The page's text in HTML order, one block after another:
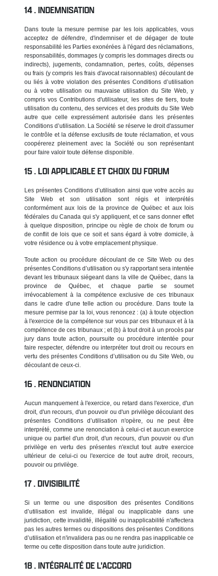
INDEMNISATION
Dans toute la mesure permise par les lois applicables, vous
acceptez de défendre, d'indemniser et de dégager de toute
responsabilité les Parties exonérées à l'égard des réclamations,
responsabilités, dommages (y compris les dommages directs ou
indirects), jugements, condamnation, pertes, coûts, dépenses
ou frais (y compris les frais d'avocat raisonnables) découlant de
ou liés à votre violation des présentes Conditions d’utilisation
ou à votre utilisation ou mauvaise utilisation du Site Web, y
compris vos Contributions d'utilisateur, les sites de tiers, toute
utilisation du contenu, des services et des produits du Site Web
autre que celle expressément autorisée dans les présentes
Conditions d’utilisation. La Société se réserve le droit d'assumer
le contrôle et la défense exclusifs de toute réclamation, et vous
coopérerez pleinement avec la Société ou son représentant
pour faire valoir toute défense disponible.
LOI APPLICABLE ET CHOIX DU FORUM
Les présentes Conditions d’utilisation ainsi que votre accès au
Site Web et son utilisation sont régis et interprétés
conformément aux lois de la province de Québec et aux lois
fédérales du Canada qui s'y appliquent, et ce sans donner effet
à quelque disposition, principe ou règle de choix de forum ou
de conflit de lois que ce soit et sans égard à votre domicile, à
votre résidence ou à votre emplacement physique.
Toute action ou procédure découlant de ce Site Web ou des
présentes Conditions d’utilisation ou s'y rapportant sera intentée
devant les tribunaux siégeant dans la ville de Québec, dans la
province de Québec, et chaque partie se soumet
irrévocablement à la compétence exclusive de ces tribunaux
dans le cadre d'une telle action ou procédure. Dans toute la
mesure permise par la loi, vous renoncez : (a) à toute objection
à l'exercice de la compétence sur vous par ces tribunaux et à la
compétence de ces tribunaux ; et (b) à tout droit à un procès par
jury dans toute action, poursuite ou procédure intentée pour
faire respecter, défendre ou interpréter tout droit ou recours en
vertu des présentes Conditions d’utilisation ou du Site Web, ou
découlant de ceux-ci.
RENONCIATION
Aucun manquement à l'exercice, ou retard dans l'exercice, d'un
droit, d'un recours, d'un pouvoir ou d'un privilège découlant des
présentes Conditions d’utilisation n'opère, ou ne peut être
interprété, comme une renonciation à celui-ci et aucun exercice
unique ou partiel d'un droit, d'un recours, d'un pouvoir ou d'un
privilège en vertu des présentes n'exclut tout autre exercice
ultérieur de celui-ci ou l'exercice de tout autre droit, recours,
pouvoir ou privilège.
DIVISIBILITÉ
Si un terme ou une disposition des présentes Conditions
d’utilisation est invalide, illégal ou inapplicable dans une
juridiction, cette invalidité, illégalité ou inapplicabilité n'affectera
pas les autres termes ou dispositions des présentes Conditions
d’utilisation et n'invalidera pas ou ne rendra pas inapplicable ce
terme ou cette disposition dans toute autre juridiction.
INTÉGRALITÉ DE L'ACCORD